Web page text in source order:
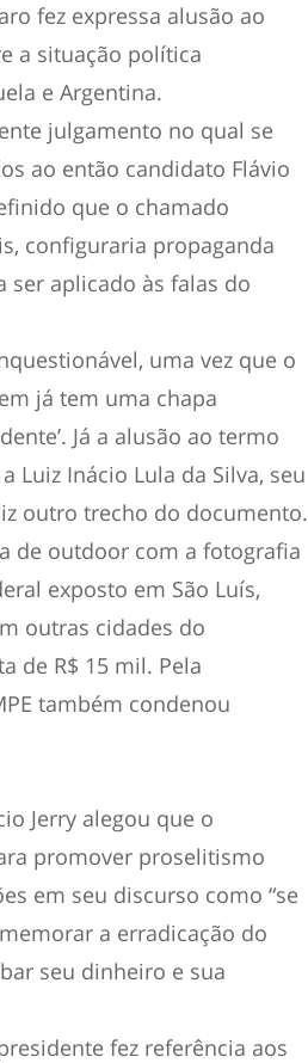
fez expressa alusão ao
a situação política
e Argentina.
julgamento no qual se
ao então candidato Flávio
que o chamado
configuraria propaganda
aplicado às falas do
uma vez que o
já tem uma chapa
Já a alusão ao termo
Luiz Inácio Lula da Silva, seu
outro trecho do documento.
de outdoor com a fotografia
exposto em São Luís,
outras cidades do
de R$ 15 mil. Pela
também condenou
Jerry alegou que o
promover proselitismo
em seu discurso como “se
a erradicação do
seu dinheiro e sua
fez referência aos